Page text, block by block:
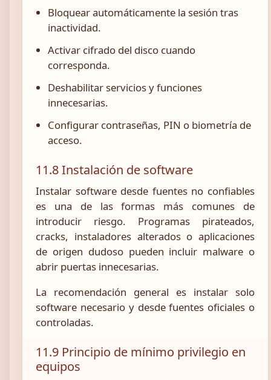
Bloquear automáticamente la sesión tras
inactividad.
Activar cifrado del disco cuando
corresponda.
Deshabilitar servicios y funciones
innecesarias.
Configurar contraseñas, PIN o biometría de
acceso.
11.8 Instalación de software
Instalar software desde fuentes no confiables
es una de las formas más comunes de
introducir riesgo. Programas pirateados,
cracks, instaladores alterados o aplicaciones
de origen dudoso pueden incluir malware o
abrir puertas innecesarias.
La recomendación general es instalar solo
software necesario y desde fuentes oficiales o
controladas.
11.9 Principio de mínimo privilegio en
equipos